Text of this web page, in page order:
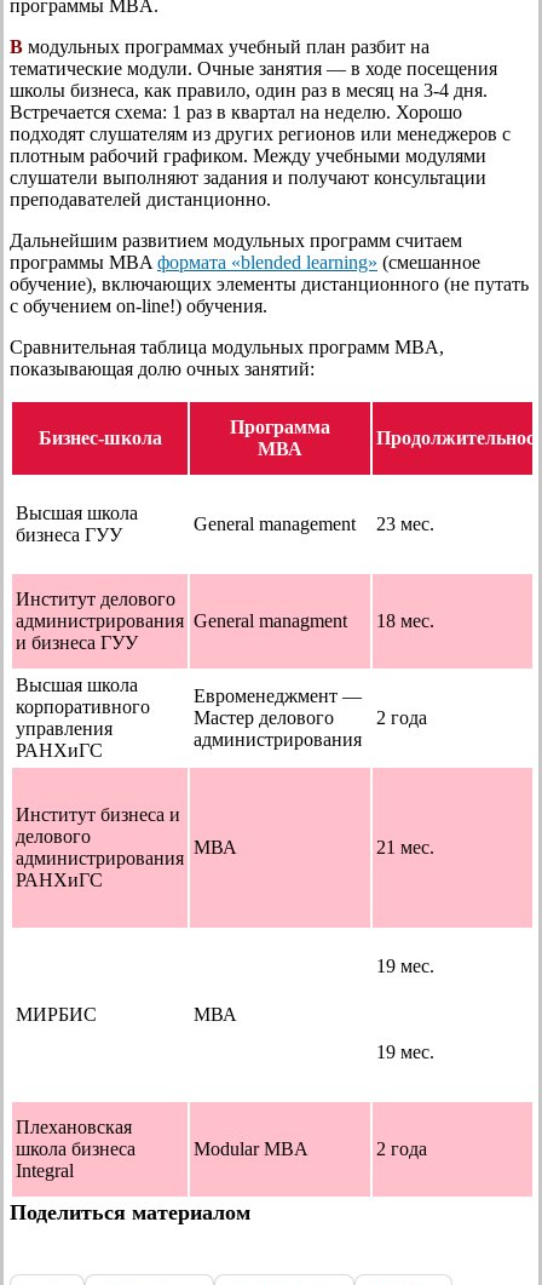
программы MBA.
В модульных программах учебный план разбит на
тематические модули. Очные занятия — в ходе посещения
школы бизнеса, как правило, один раз в месяц на 3-4 дня.
Встречается схема: 1 раз в квартал на неделю. Хорошо
подходят слушателям из других регионов или менеджеров с
плотным рабочий графиком. Между учебными модулями
слушатели выполняют задания и получают консультации
преподавателей дистанционно.
Дальнейшим развитием модульных программ считаем
программы MBA формата «blended learning» (смешанное
обучение), включающих элементы дистанционного (не путать
с обучением on-line!) обучения.
Сравнительная таблица модульных программ MBA,
показывающая долю очных занятий:
Бизнес-школа
Программа
МВА
Высшая школа
бизнеса ГУУ
General management 23 мес.
Институт делового
администрирования
и бизнеса ГУУ
General managment 18 мес.
Высшая школа
корпоративного
управления
РАНХиГС
Евроменеджмент —
Мастер делового
администрирования
2 года
Институт бизнеса и
делового
администрирования
РАНХиГС
МВА 21 мес.
МИРБИС МВА
19 мес.
19 мес.
Плехановская
школа бизнеса
Integral
Modular MBA 2 года
Поделиться материалом